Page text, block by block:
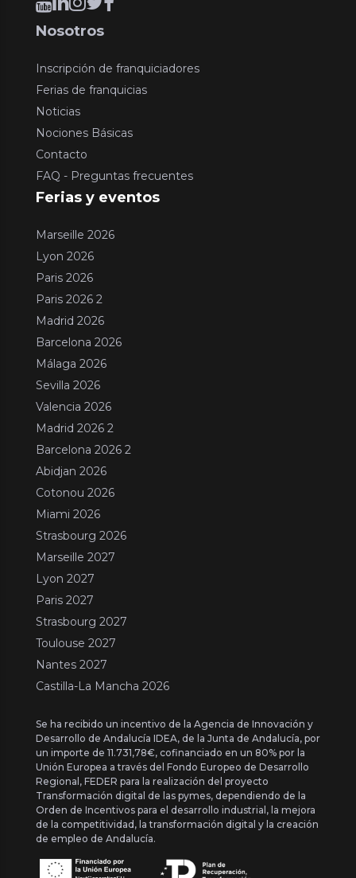
Nosotros
Inscripción de franquiciadores
Ferias de franquicias
Noticias
Nociones Básicas
Contacto
FAQ - Preguntas frecuentes
Ferias y eventos
Marseille 2026
Lyon 2026
Paris 2026
Paris 2026 2
Madrid 2026
Barcelona 2026
Málaga 2026
Sevilla 2026
Valencia 2026
Madrid 2026 2
Barcelona 2026 2
Abidjan 2026
Cotonou 2026
Miami 2026
Strasbourg 2026
Marseille 2027
Lyon 2027
Paris 2027
Strasbourg 2027
Toulouse 2027
Nantes 2027
Castilla-La Mancha 2026
Se ha recibido un incentivo de la Agencia de Innovación y
Desarrollo de Andalucía IDEA, de la Junta de Andalucía, por
un importe de 11.731,78€, cofinanciado en un 80% por la
Unión Europea a través del Fondo Europeo de Desarrollo
Regional, FEDER para la realización del proyecto
Transformación digital de las pymes, dependiendo de la
Orden de Incentivos para el desarrollo industrial, la mejora
de la competitividad, la transformación digital y la creación
de empleo de Andalucía.